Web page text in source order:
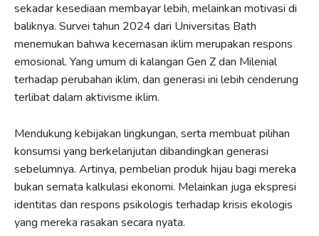
sekadar kesediaan membayar lebih, melainkan motivasi di
baliknya. Survei tahun 2024 dari Universitas Bath
menemukan bahwa kecemasan iklim merupakan respons
emosional. Yang umum di kalangan Gen Z dan Milenial
terhadap perubahan iklim, dan generasi ini lebih cenderung
terlibat dalam aktivisme iklim.
Mendukung kebijakan lingkungan, serta membuat pilihan
konsumsi yang berkelanjutan dibandingkan generasi
sebelumnya. Artinya, pembelian produk hijau bagi mereka
bukan semata kalkulasi ekonomi. Melainkan juga ekspresi
identitas dan respons psikologis terhadap krisis ekologis
yang mereka rasakan secara nyata.